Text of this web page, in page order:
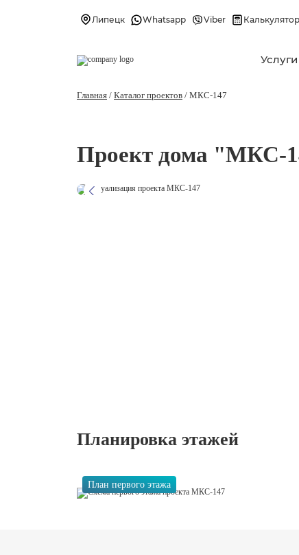
Липецк Whatsapp Viber Калькулятор
Услуги
Главная / Каталог проектов / МКС-147
Проект дома "МКС-
Планировка этажей
План первого этажа